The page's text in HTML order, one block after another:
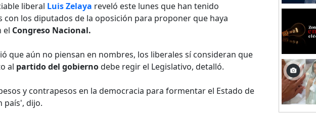
liberal Luis Zelaya reveló este lunes que han tenido
con los diputados de la oposición para proponer que haya
el Congreso Nacional.
que aún no piensan en nombres, los liberales sí consideran que
al partido del gobiernodebe regir el Legislativo, detalló.
y contrapesos en la democracia para formentar el Estado de
país', dijo.